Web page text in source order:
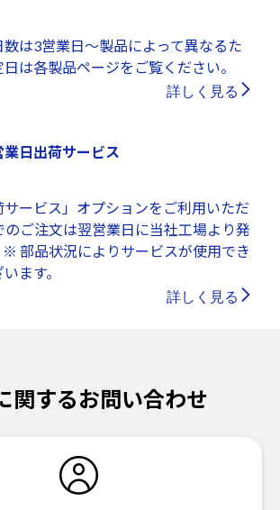
は3営業日～製品によって異なるた
は各製品ページをご覧ください。
詳しく見る
業日出荷サービス
サービス」オプションをご利用いただ
のご注文は翌営業日に当社工場より発
部品状況によりサービスが使用でき
ます。
詳しく見る
関するお問い合わせ